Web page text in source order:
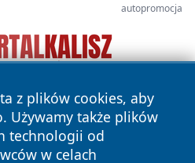
autopromocja
z plików cookies, aby
Używamy także plików
technologii od
w celach